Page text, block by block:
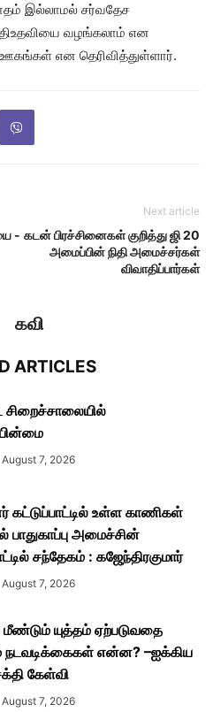
இல்லாமல் சர்வதேச
வழங்கலாம் என
என தெரிவித்துள்ளார்.
-
Next article
கடன் பிரச்சினைகள் குறித்து ஜி 20
அமைப்பின் நிதி அமைச்சர்கள்
விவாதிப்பார்கள்
கவி
ARTICLES
சிறைச்சாலையில்
August 7, 2026
கட்டுப்பாட்டில் உள்ள காணிகள்
பாதுகாப்பு அமைச்சின்
சந்தேகம் : கஜேந்திரகுமார்
August 7, 2026
யுத்தம் ஏற்படுவதை
நடவடிக்கைகள் என்ன? –ஐக்கிய
கேள்வி
August 7, 2026